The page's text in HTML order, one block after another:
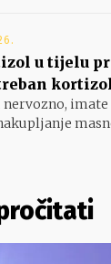
u tijelu